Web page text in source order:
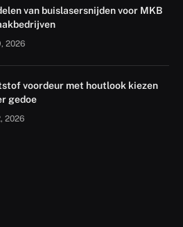
van buislasersnijden voor MKB
2026
voordeur met houtlook kiezen
gedoe
2026